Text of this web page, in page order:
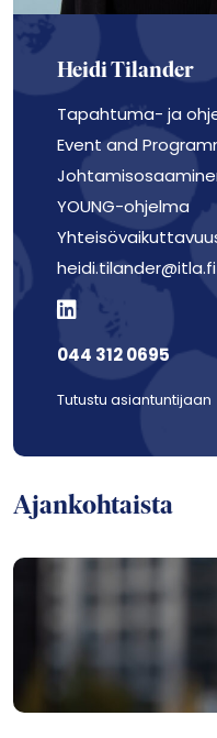
Heidi Tilander
Tapahtuma- ja
Event and
YOUNG-ohjelma
heidi.tilander@itla.fi
044 312 0695
Tutustu asiantuntijaan
Ajankohtaista